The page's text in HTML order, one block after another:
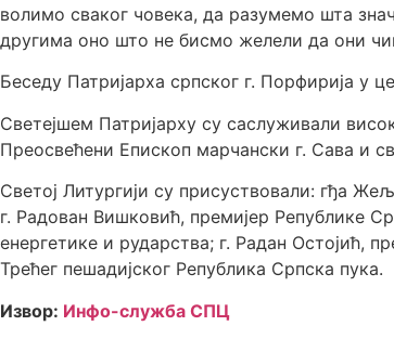
волимо сваког човека, да разумемо шта
другима оно што не бисмо желели да они
Беседу Патријарха српског г. Порфирија у
Светејшем Патријарху су саслуживали
Преосвећени Епископ марчански г. Сава и
Светој Литургији су присуствовали: гђа
г. Радован Вишковић, премијер Републике
енергетике и рударства; г. Радан Остојић,
Трећег пешадијског Република Српска пука.
Извор: Инфо-служба СПЦ